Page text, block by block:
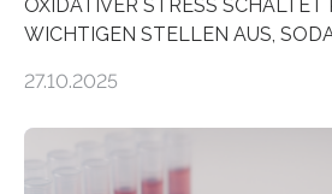
OXIDATIVER STRESS
WICHTIGEN STELLEN AUS,
aus dem Deutschen Zentrum für
im Journal Circulation, warum der
der Hypertrophen
27.10.2025